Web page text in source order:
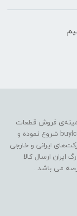
فعالیت خود را از سال 1389 در زمینه‌ی فروش قطعات
کامپیوتر به صورت آنلاین از طریق وبسایت buylcd.ir شروع نموده و
ایرانی و خارجی
ارسال کالا
می باشد .